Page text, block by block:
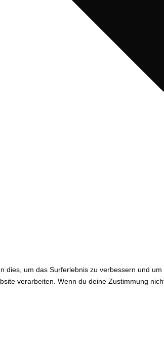
um das Surferlebnis zu verbessern und
verarbeiten. Wenn du deine Zustimmung